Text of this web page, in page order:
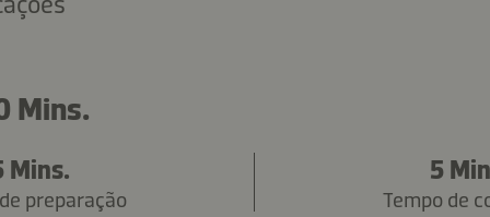
Mins.
Mins.
preparação
5
Tempo de